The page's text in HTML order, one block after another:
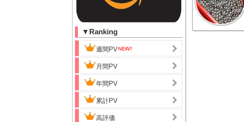
▼Ranking
週間PV
月間PV
年間PV
累計PV
高評価